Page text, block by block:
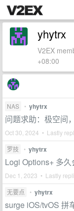
yhytrx
V2EX
+08:00
NAS • yhytrx
问题求助：极空间
Oct 30, 2024 • Lastly
罗技 • yhytrx
Logi Options+ 多久
Dec 1, 2023 • Lastly
无要点 • yhytrx
surge iOS/tvOS 拼